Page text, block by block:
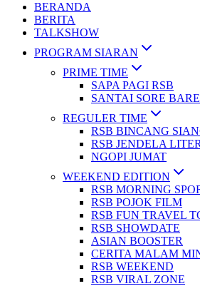
BERANDA
BERITA
TALKSHOW
PROGRAM SIARAN
PRIME TIME
SAPA PAGI RSB
SANTAI SORE
REGULER TIME
RSB BINCANG
RSB JENDELA
NGOPI JUMAT
WEEKEND EDITION
RSB MORNING
RSB POJOK FILM
RSB FUN TRAVEL
RSB SHOWDATE
ASIAN BOOSTER
CERITA MALAM
RSB WEEKEND
RSB VIRAL ZONE